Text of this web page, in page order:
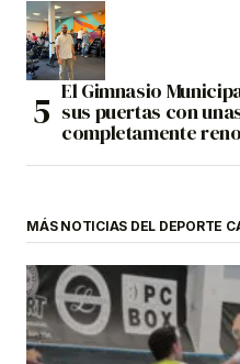
El Gimnasio
sus puertas con
completamente
MÁS NOTICIAS DEL DEPORTE